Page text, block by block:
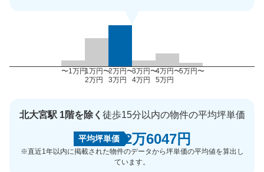
〜1万円1万円〜
2万円
2万円〜
3万円
3万円〜
4万円
4万円〜
5万円
5万円〜
北大宮駅 1階を除く 徒歩15分以内の物件の平均坪単価
平均坪単価 2万6047円
※直近1年以内に掲載された物件のデータから坪単価の平均値を算出し
ています。